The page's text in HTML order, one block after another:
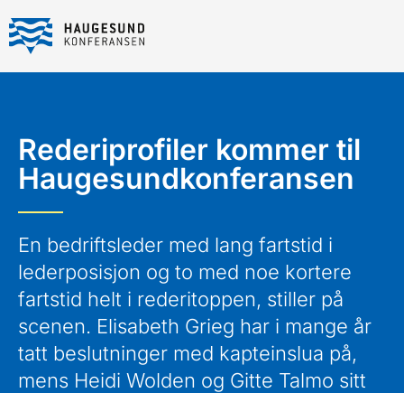
Rederiprofiler kommer til
Haugesundkonferansen
En bedriftsleder med lang fartstid i
lederposisjon og to med noe kortere
fartstid helt i rederitoppen, stiller på
scenen. Elisabeth Grieg har i mange år
tatt beslutninger med kapteinslua på,
mens Heidi Wolden og Gitte Talmo sitt